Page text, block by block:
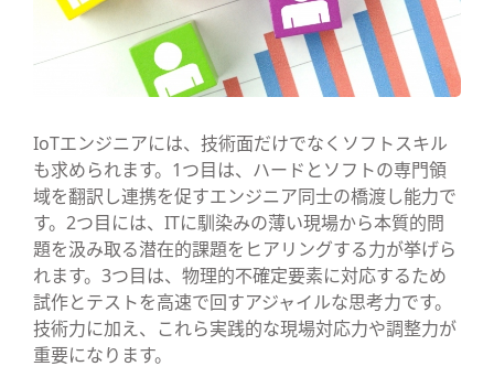
IoTエンジニアには、技術面だけでなくソフトスキル
も求められます。1つ目は、ハードとソフトの専門領
域を翻訳し連携を促すエンジニア同士の橋渡し能力で
す。2つ目には、ITに馴染みの薄い現場から本質的問
題を汲み取る潜在的課題をヒアリングする力が挙げら
れます。3つ目は、物理的不確定要素に対応するため
試作とテストを高速で回すアジャイルな思考力です。
技術力に加え、これら実践的な現場対応力や調整力が
重要になります。